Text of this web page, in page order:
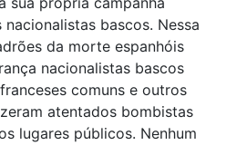
bascos. Nessa
da morte espanhóis
nacionalistas bascos
comuns e outros
atentados bombistas
lugares públicos. Nenhum